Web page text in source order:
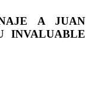
A JUAN
INVALUABLE